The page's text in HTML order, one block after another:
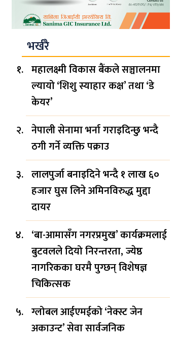
भर्खरै
महालक्ष्मी विकास बैंकले सञ्चालनमा
ल्यायो ‘शिशु स्याहार कक्ष’ तथा ‘डे
केयर’
नेपाली सेनामा भर्ना गराइदिन्छु भन्दै
ठगी गर्ने व्यक्ति पक्राउ
लालपुर्जा बनाइदिने भन्दै १ लाख ६०
हजार घुस लिने अमिनविरुद्ध मुद्दा
दायर
‘बा-आमासँग नगरप्रमुख’ कार्यक्रमलाई
बुटवलले दियो निरन्तरता, ज्येष्ठ
नागरिकका घरमै पुग्छन् विशेषज्ञ
चिकित्सक
ग्लोबल आईएमईको ‘नेक्स्ट जेन
अकाउन्ट’ सेवा सार्वजनिक